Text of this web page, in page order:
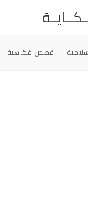
قصص فكاهية